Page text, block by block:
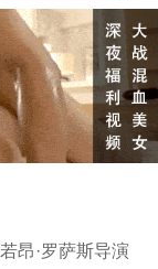
昂·罗萨斯导演